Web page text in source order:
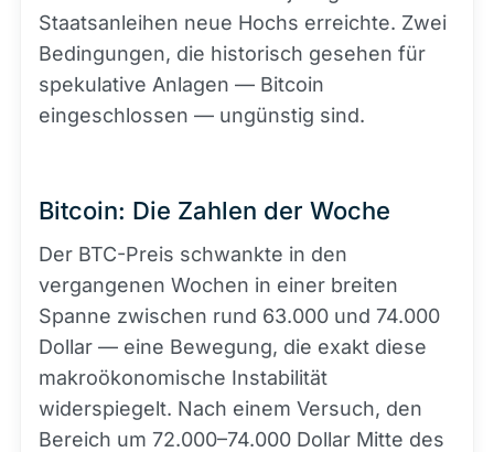
Staatsanleihen neue Hochs erreichte. Zwei
Bedingungen, die historisch gesehen für
spekulative Anlagen — Bitcoin
eingeschlossen — ungünstig sind.
Bitcoin: Die Zahlen der Woche
Der BTC-Preis schwankte in den
vergangenen Wochen in einer breiten
Spanne zwischen rund 63.000 und 74.000
Dollar — eine Bewegung, die exakt diese
makroökonomische Instabilität
widerspiegelt. Nach einem Versuch, den
Bereich um 72.000–74.000 Dollar Mitte des